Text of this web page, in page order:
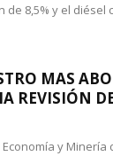
de 8,5% y el diésel
MAS
REVISIÓN
y